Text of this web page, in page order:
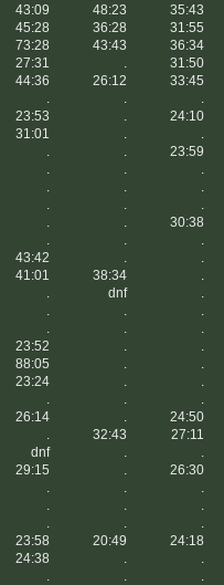
43:09 48:23 35:43
45:28 36:28 31:55
73:28 43:43 36:34
27:31 .
31:50
44:36 26:12
33:45
. .
.
23:53 .
24:10
31:01 .
.
. .
23:59
. .
.
. .
.
. .
.
. .
30:38
. .
.
43:42 .
.
41:01 38:34
.
. dnf
.
. .
.
. .
.
23:52 .
.
88:05 .
.
23:24 .
.
. .
.
26:14 .
24:50
. 32:43
27:11
dnf .
.
29:15 .
26:30
. .
.
. .
.
. .
.
23:58 20:49
24:18
24:38 .
.
. .
.